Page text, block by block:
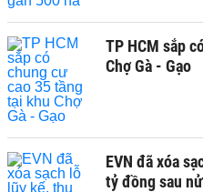
TP HCM sắp
Chợ Gà - Gạo
EVN đã xóa
tỷ đồng sau